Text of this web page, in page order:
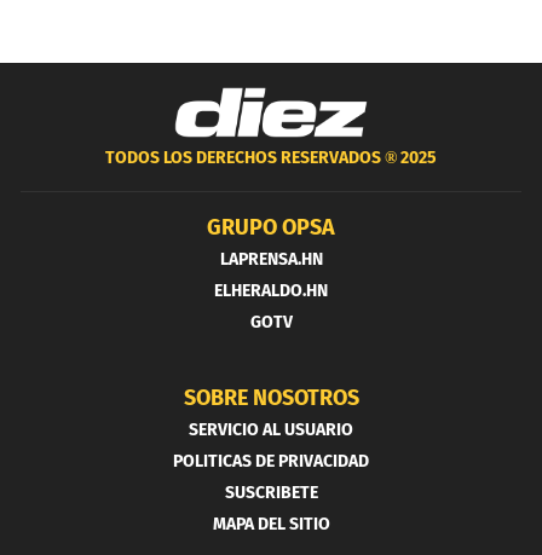
TODOS LOS DERECHOS RESERVADOS ®2025
GRUPO OPSA
LAPRENSA.HN
ELHERALDO.HN
GOTV
SOBRE NOSOTROS
SERVICIO AL USUARIO
POLITICAS DE PRIVACIDAD
SUSCRIBETE
MAPA DEL SITIO